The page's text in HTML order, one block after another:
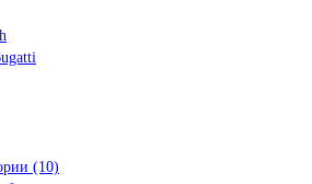
(10)